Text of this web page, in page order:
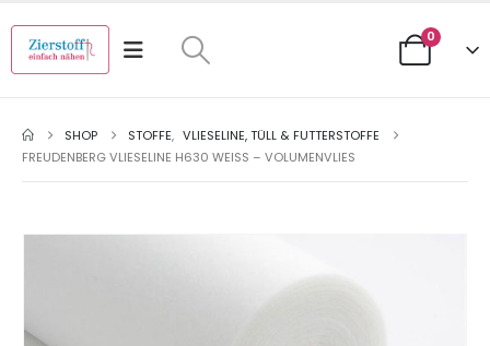
0
SHOP STOFFE, VLIESELINE, TÜLL & FUTTERSTOFFE
FREUDENBERG VLIESELINE H630 WEISS – VOLUMENVLIES